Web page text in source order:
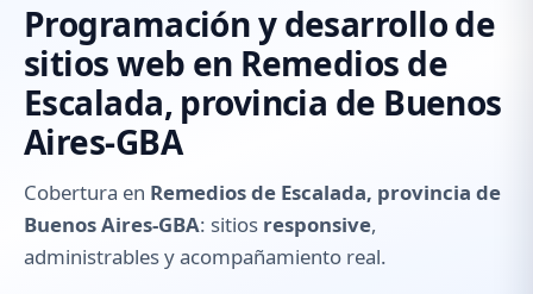
Programación y desarrollo de
sitios web en Remedios de
Escalada, provincia de Buenos
Aires-GBA
Cobertura en Remedios de Escalada, provincia de
Buenos Aires-GBA: sitios responsive,
administrables y acompañamiento real.